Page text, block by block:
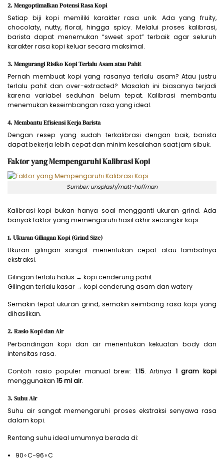
2. Mengoptimalkan Potensi Rasa Kopi
Setiap biji kopi memiliki karakter rasa unik. Ada yang fruity,
chocolaty, nutty, floral, hingga spicy. Melalui proses kalibrasi,
barista dapat menemukan “sweet spot” terbaik agar seluruh
karakter rasa kopi keluar secara maksimal.
3. Mengurangi Risiko Kopi Terlalu Asam atau Pahit
Pernah membuat kopi yang rasanya terlalu asam? Atau justru
terlalu pahit dan over-extracted? Masalah ini biasanya terjadi
karena variabel seduhan belum tepat. Kalibrasi membantu
menemukan keseimbangan rasa yang ideal.
4. Membantu Efisiensi Kerja Barista
Dengan resep yang sudah terkalibrasi dengan baik, barista
dapat bekerja lebih cepat dan minim kesalahan saat jam sibuk.
Faktor yang Mempengaruhi Kalibrasi Kopi
Sumber: unsplash/matt-hoffman
Kalibrasi kopi bukan hanya soal mengganti ukuran grind. Ada
banyak faktor yang memengaruhi hasil akhir secangkir kopi.
1. Ukuran Gilingan Kopi (Grind Size)
Ukuran gilingan sangat menentukan cepat atau lambatnya
ekstraksi.
Gilingan terlalu halus → kopi cenderung pahit
Gilingan terlalu kasar → kopi cenderung asam dan watery
Semakin tepat ukuran grind, semakin seimbang rasa kopi yang
dihasilkan.
2. Rasio Kopi dan Air
Perbandingan kopi dan air menentukan kekuatan body dan
intensitas rasa.
Contoh rasio populer manual brew: 1:15. Artinya 1 gram kopi
menggunakan 15 ml air.
3. Suhu Air
Suhu air sangat memengaruhi proses ekstraksi senyawa rasa
dalam kopi.
Rentang suhu ideal umumnya berada di:
90∘C−96∘C